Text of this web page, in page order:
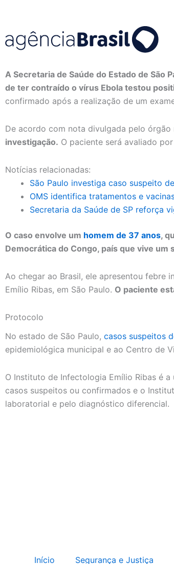
A Secretaria de Saúde do Estado de
de ter contraído o vírus Ebola testou
confirmado após a realização de um
De acordo com nota divulgada pelo órgão
investigação. O paciente será avaliado
Notícias relacionadas:
São Paulo investiga caso suspeito
OMS identifica tratamentos e
Secretaria da Saúde de SP reforça
O caso envolve um homem de 37 anos,
Democrática do Congo, país que vive um
Ao chegar ao Brasil, ele apresentou febre
Emílio Ribas, em São Paulo. O paciente
Protocolo
No estado de São Paulo, casos suspeitos
epidemiológica municipal e ao Centro de
O Instituto de Infectologia Emílio Ribas é
casos suspeitos ou confirmados e o
laboratorial e pelo diagnóstico diferencial.
Início Segurança e Justiça